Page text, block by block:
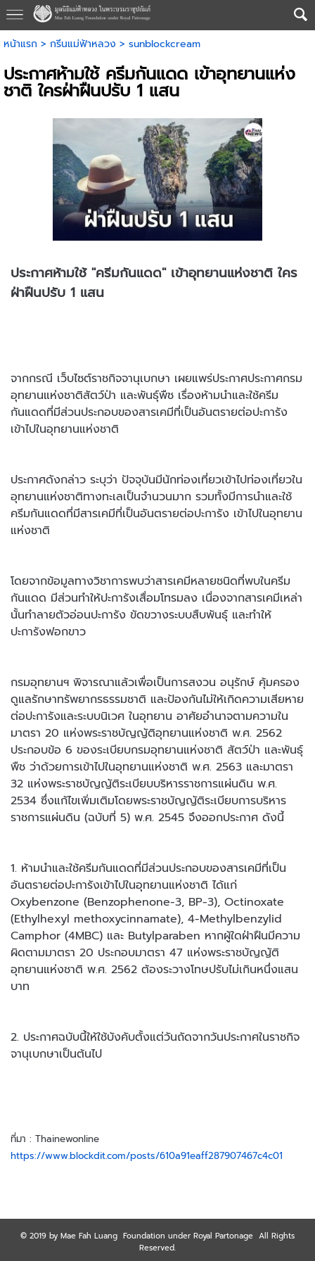
หน้าแรก > กรีนแม่ฟ้าหลวง > sunblockcream
ประกาศห้ามใช้ ครีมกันแดด เข้าอุทยานแห่ง
ชาติ ใครฝ่าฝืนปรับ 1 แสน
ประกาศห้ามใช้ "ครีมกันแดด" เข้าอุทยานแห่งชาติ ใคร
ฝ่าฝืนปรับ 1 แสน
จากกรณี เว็บไซต์ราชกิจจานุเบกษา เผยแพร่ประกาศประกาศกรม
อุทยานแห่งชาติสัตว์ป่า และพันธุ์พืช เรื่องห้ามนำและใช้ครีม
กันแดดที่มีส่วนประกอบของสารเคมีที่เป็นอันตรายต่อปะการัง
เข้าไปในอุทยานแห่งชาติ
ประกาศดังกล่าว ระบุว่า ปัจจุบันมีนักท่องเที่ยวเข้าไปท่องเที่ยวใน
อุทยานแห่งชาติทางทะเลเป็นจำนวนมาก รวมทั้งมีการนำและใช้
ครีมกันแดดที่มีสารเคมีที่เป็นอันตรายต่อปะการัง เข้าไปในอุทยาน
แห่งชาติ
โดยจากข้อมูลทางวิชาการพบว่าสารเคมีหลายชนิดที่พบในครีม
กันแดด มีส่วนทำให้ปะการังเสื่อมโทรมลง เนื่องจากสารเคมีเหล่า
นั้นทำลายตัวอ่อนปะการัง ขัดขวางระบบสืบพันธุ์ และทำให้
ปะการังฟอกขาว
กรมอุทยานฯ พิจารณาแล้วเพื่อเป็นการสงวน อนุรักษ์ คุ้มครอง
ดูแลรักษาทรัพยากรธรรมชาติ และป้องกันไม่ให้เกิดความเสียหาย
ต่อปะการังและระบบนิเวศ ในอุทยาน อาศัยอำนาจตามความใน
มาตรา 20 แห่งพระราชบัญญัติอุทยานแห่งชาติ พ.ศ. 2562
ประกอบข้อ 6 ของระเบียบกรมอุทยานแห่งชาติ สัตว์ป่า และพันธุ์
พืช ว่าด้วยการเข้าไปในอุทยานแห่งชาติ พ.ศ. 2563 และมาตรา
32 แห่งพระราชบัญญัติระเบียบบริหารราชการแผ่นดิน พ.ศ.
2534 ซึ่งแก้ไขเพิ่มเติมโดยพระราชบัญญัติระเบียบการบริหาร
ราชการแผ่นดิน (ฉบับที่ 5) พ.ศ. 2545 จึงออกประกาศ ดังนี้
1. ห้ามนำและใช้ครีมกันแดดที่มีส่วนประกอบของสารเคมีที่เป็น
อันตรายต่อปะการังเข้าไปในอุทยานแห่งชาติ ได้แก่
Oxybenzone (Benzophenone-3, BP-3), Octinoxate
(Ethylhexyl methoxycinnamate), 4-Methylbenzylid
Camphor (4MBC) และ Butylparaben หากผู้ใดฝ่าฝืนมีความ
ผิดตามมาตรา 20 ประกอบมาตรา 47 แห่งพระราชบัญญัติ
อุทยานแห่งชาติ พ.ศ. 2562 ต้องระวางโทษปรับไม่เกินหนึ่งแสน
บาท
2. ประกาศฉบับนี้ให้ใช้บังคับตั้งแต่วันถัดจากวันประกาศในราชกิจ
จานุเบกษาเป็นต้นไป
ที่มา : Thainewonline
https://www.blockdit.com/posts/610a91eaff287907467c4c01
© 2019 by Mae Fah Luang Foundation under Royal Partonage All Rights
Reserved.